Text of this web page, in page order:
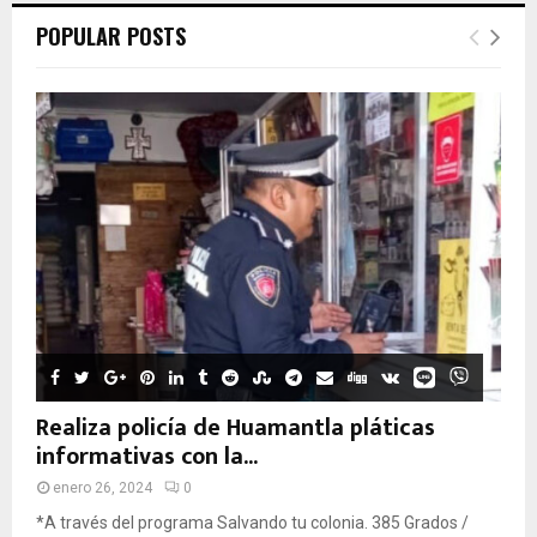
POPULAR POSTS
Realiza policía de Huamantla pláticas
informativas con la...
enero 26, 2024 0
*A través del programa Salvando tu colonia. 385 Grados /